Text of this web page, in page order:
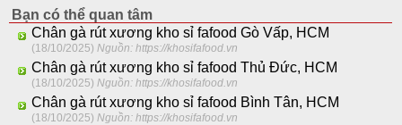
Bạn có thể quan tâm
Chân gà rút xương kho sỉ fafood Gò Vấp, HCM
(18/10/2025)Nguồn: https://khosifafood.vn
Chân gà rút xương kho sỉ fafood Thủ Đức, HCM
(18/10/2025)Nguồn: https://khosifafood.vn
Chân gà rút xương kho sỉ fafood Bình Tân, HCM
(18/10/2025)Nguồn: https://khosifafood.vn